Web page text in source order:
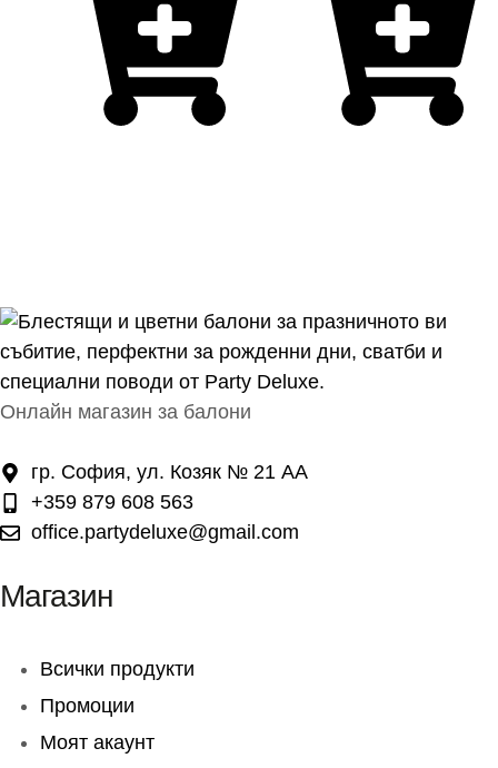
Онлайн магазин за балони
+359 879 608 563
office.partydeluxe@gmail.com
Промоции
Моят акаунт
Списък с желания